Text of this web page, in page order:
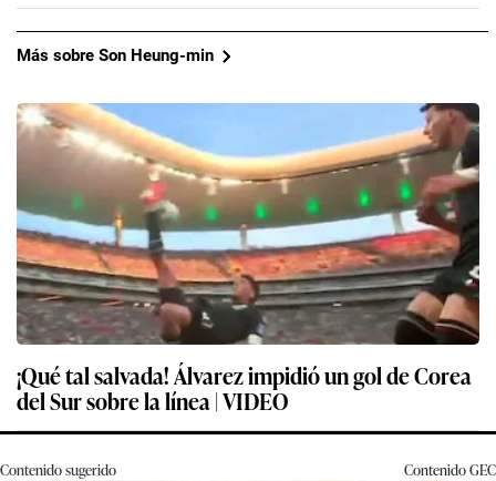
Más sobre Son Heung-min
¡Qué tal salvada! Álvarez impidió un gol de Corea
del Sur sobre la línea | VIDEO
Contenido sugerido ContenidoGEC